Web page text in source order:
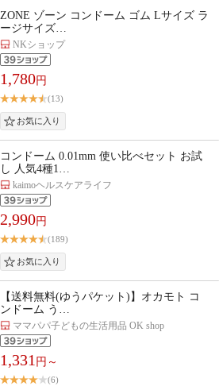
ZONE ゾーン コンドーム ゴム Lサイズ ラ
ージサイズ…
NKショップ
1,780円
(13)
コンドーム 0.01mm 使い比べセット お試
し 人気4種1…
kaimoヘルスケアライフ
2,990円
(189)
【送料無料(ゆうパケット)】オカモト コ
ンドーム う…
ママパパ子どもの生活用品 OK shop
1,331 円～
(6)